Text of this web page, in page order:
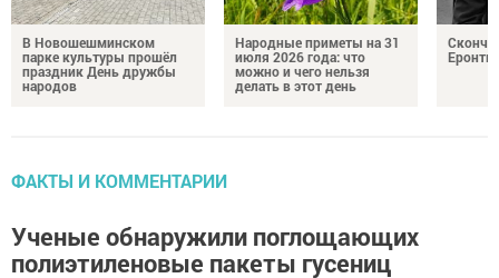
В Новошешминском
парке культуры прошёл
праздник День дружбы
народов
Народные приметы на 31
июля 2026 года: что
можно и чего нельзя
делать в этот день
ФАКТЫ И КОММЕНТАРИИ
Ученые обнаружили поглощающих
полиэтиленовые пакеты гусениц